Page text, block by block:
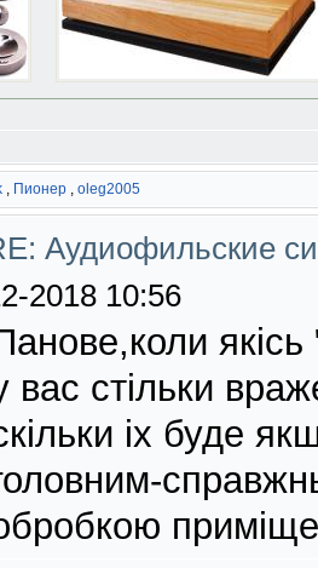
, Пионер , oleg2005
Аудиофильские
2018 10:56
вас стiльки
iх буде